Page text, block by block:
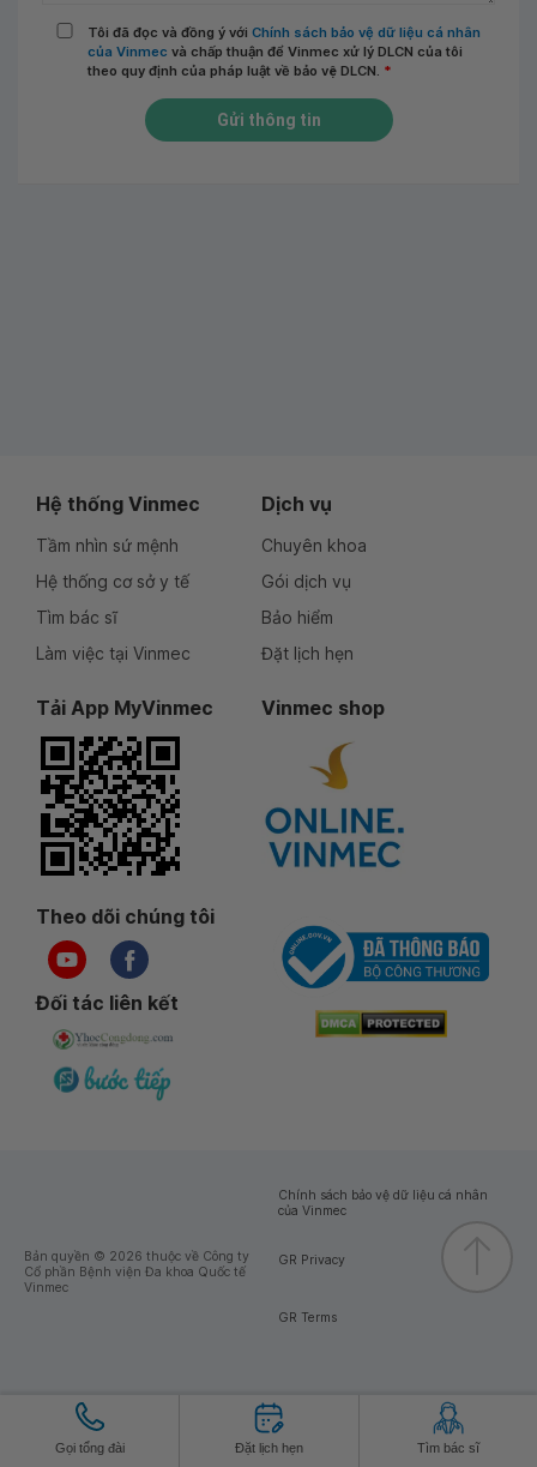
Tôi đã đọc và đồng ý với Chính sách bảo vệ dữ liệu cá nhân
của Vinmec và chấp thuận để Vinmec xử lý DLCN của tôi
theo quy định của pháp luật về bảo vệ DLCN. *
Gửi thông tin
Gọi tổng đài Đặt lịch hẹn Tìm bác sĩ
Hệ thống Vinmec
Tầm nhìn sứ mệnh
Hệ thống cơ sở y tế
Tìm bác sĩ
Làm việc tại Vinmec
Dịch vụ
Chuyên khoa
Gói dịch vụ
Bảo hiểm
Đặt lịch hẹn
Tải App MyVinmec Vinmec shop
Theo dõi chúng tôi
Đối tác liên kết
Bản quyền © 2026 thuộc về Công ty
Cổ phần Bệnh viện Đa khoa Quốc tế
Vinmec
Chính sách bảo vệ dữ liệu cá nhân
của Vinmec
GR Privacy
GR Terms